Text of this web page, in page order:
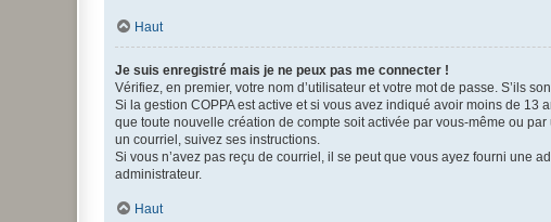
Haut
Je suis enregistré mais je ne peux pas me connecter !
Vérifiez, en premier, votre nom d’utilisateur et votre mot de passe. S’ils
Si la gestion COPPA est active et si vous avez indiqué avoir moins de
que toute nouvelle création de compte soit activée par vous-même ou
un courriel, suivez ses instructions.
Si vous n’avez pas reçu de courriel, il se peut que vous ayez fourni une
administrateur.
Haut